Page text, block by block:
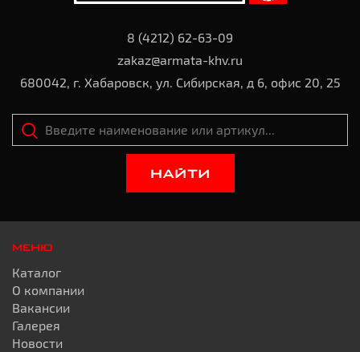
8 (4212) 62-63-09
zakaz@armata-khv.ru
680042, г. Хабаровск, ул. Сибирская, д 6, офис 20, 25
НАЙТИ
МЕНЮ
Каталог
О компании
Вакансии
Галерея
Новости